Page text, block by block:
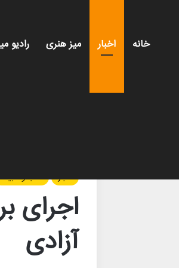
خانه اخبار میز هنری رادیو
اخبار
کتاب و ادبیات
اجرای
آزادی